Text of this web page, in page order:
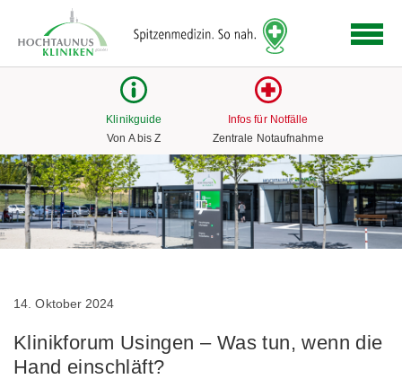
Link
zur
Startseite
Klinikguide
Von A bis Z
Infos für Notfälle
Zentrale Notaufnahme
14. Oktober 2024
Klinikforum Usingen – Was tun, wenn die
Hand einschläft?